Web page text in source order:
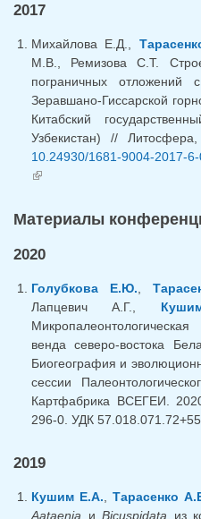
2017
Михайлова Е.Д.,
М.В., Ремизова С.Т.
пограничных
Зеравшано-Гиссарской
Китабский
Узбекистан) //
10.24930/1681-9004-2017-
(внешняя ссылка)
Материалы
2020
Голубкова Е.Ю.
Лапцевич А.Г.,
венда северо-востока
Биогеография и
сессии
Картфабрика ВСЕГЕИ.
296-0. УДК
2019
Кушим Е.А. Тарасенко
Aataenia и Bicuspidata из